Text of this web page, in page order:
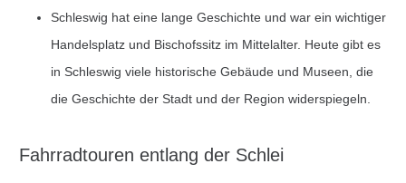
Schleswig hat eine lange Geschichte und war ein wichtiger
Handelsplatz und Bischofssitz im Mittelalter. Heute gibt es
in Schleswig viele historische Gebäude und Museen, die
die Geschichte der Stadt und der Region widerspiegeln.
Fahrradtouren entlang der Schlei